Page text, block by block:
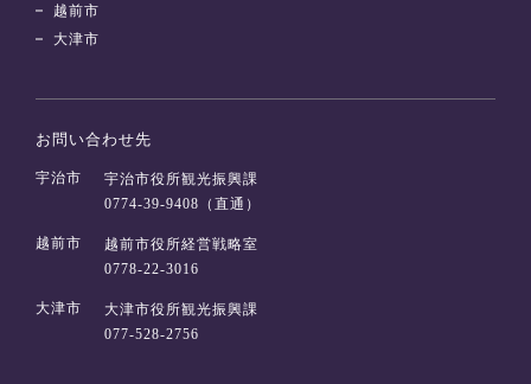
越前市
大津市
お問い合わせ先
宇治市
宇治市役所観光振興課
0774-39-9408（直通）
越前市
越前市役所経営戦略室
0778-22-3016
大津市
大津市役所観光振興課
077-528-2756